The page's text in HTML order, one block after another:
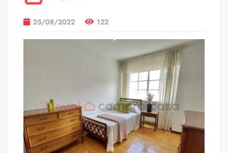
25/08/2022 122